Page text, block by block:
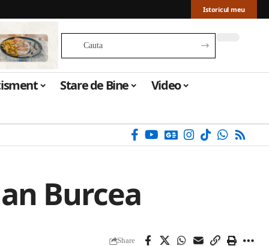
Istoricul meu
Stare de Bine Video
Burcea
Share